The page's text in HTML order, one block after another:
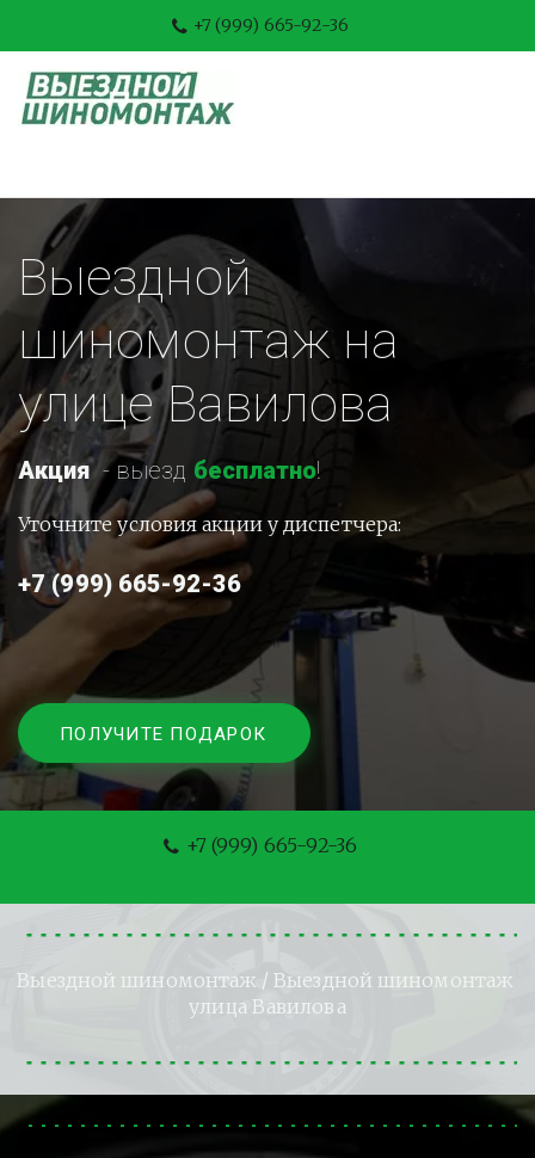
+7 (999) 665-92-36
Выездной
шиномонтаж на
улице Вавилова
Акция - выезд бесплатно!
Уточните условия акции у диспетчера:
+7 (999) 665-92-36
ПОЛУЧИТЕ ПОДАРОК
+7 (999) 665-92-36
Выездной шиномонтаж / Выездной шиномонтаж
улица Вавилова